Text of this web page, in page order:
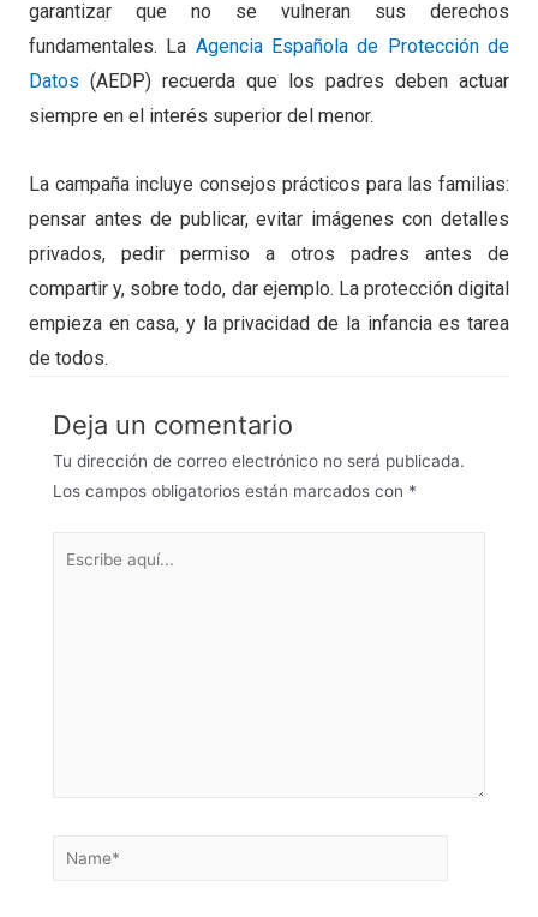
garantizar que no se vulneran sus derechos
fundamentales. La Agencia Española de Protección de
Datos (AEDP) recuerda que los padres deben actuar
siempre en el interés superior del menor.
La campaña incluye consejos prácticos para las familias:
pensar antes de publicar, evitar imágenes con detalles
privados, pedir permiso a otros padres antes de
compartir y, sobre todo, dar ejemplo. La protección digital
empieza en casa, y la privacidad de la infancia es tarea
de todos.
Deja un comentario
Tu dirección de correo electrónico no será publicada.
Los campos obligatorios están marcados con *